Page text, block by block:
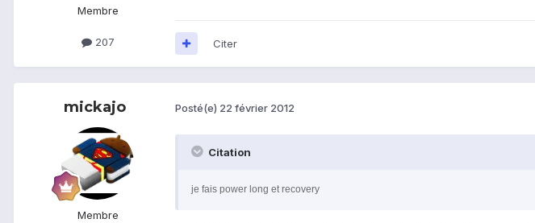
Membre
207 Citer
mickajo
Membre
Posté(e) 22 février 2012
Citation
je fais power long et recovery